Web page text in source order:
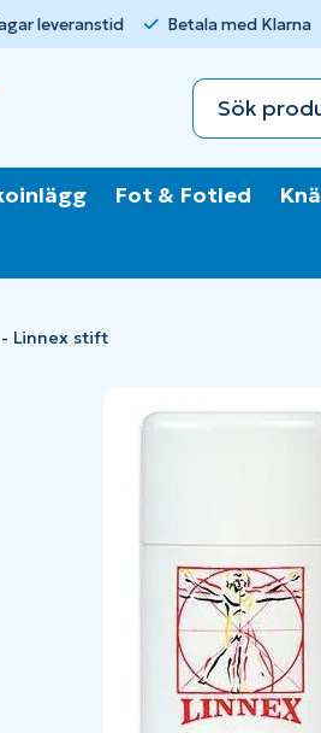
leveranstid Betala med Klarna
Fot & Fotled
- Linnex stift